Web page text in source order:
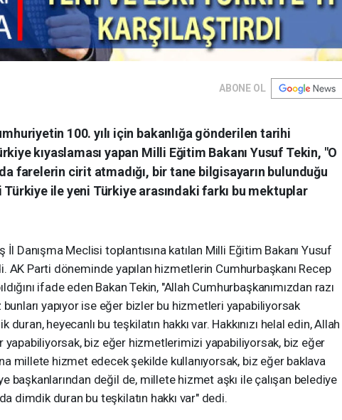
ABONE OL
100. yılı için bakanlığa gönderilen tarihi
kıyaslaması yapan Milli Eğitim Bakanı Yusuf Tekin, "O
farelerin cirit atmadığı, bir tane bilgisayarın bulunduğu
Türkiye ile yeni Türkiye arasındaki farkı bu mektuplar
Danışma Meclisi toplantısına katılan Milli Eğitim Bakanı Yusuf
AK Parti döneminde yapılan hizmetlerin Cumhurbaşkanı Recep
ifade eden Bakan Tekin, "Allah Cumhurbaşkanımızdan razı
bunları yapıyor ise eğer bizler bu hizmetleri yapabiliyorsak
heyecanlı bu teşkilatın hakkı var. Hakkınızı helal edin, Allah
yapabiliyorsak, biz eğer hizmetlerimizi yapabiliyorsak, biz eğer
millete hizmet edecek şekilde kullanıyorsak, biz eğer baklava
başkanlarından değil de, millete hizmet aşkı ile çalışan belediye
dimdik duran bu teşkilatın hakkı var" dedi.